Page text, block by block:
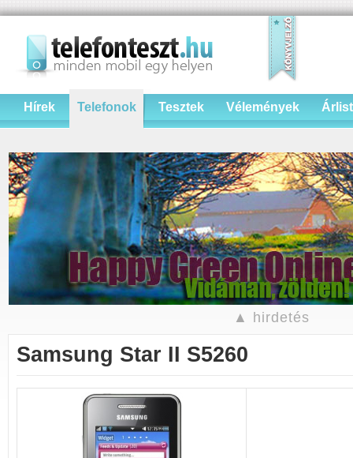
Hírek Telefonok Tesztek Vélemények
▲ hirdetés
Samsung Star II S5260